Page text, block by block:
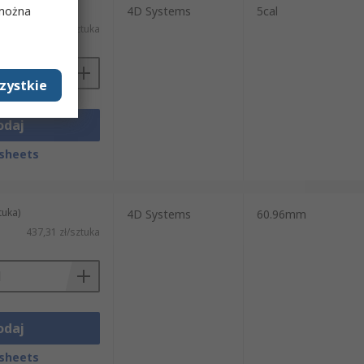
656,60 zł/sztuka
4D Systems 5cal
437,31 zł/sztuka
4D Systems 60.96mm